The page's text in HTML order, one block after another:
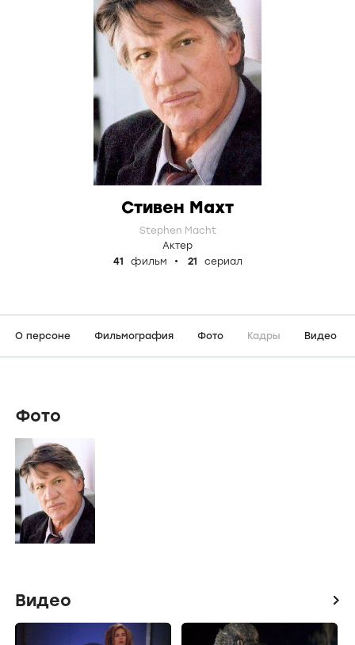
Стивен Махт
Stephen Macht
Актер
41
фильм 21 сериал
О персоне Фильмография Фото Кадры Видео
Фото
Видео icon